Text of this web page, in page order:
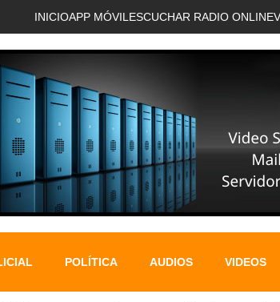
INICIOAPP MÓVIL ESCUCHAR RADIO ONLINE
POLÍTICA AUDIOS VIDEOS